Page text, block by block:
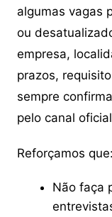
algumas vagas
ou
empresa,
prazos,
sempre
pelo canal
Reforçamos que:
Não faça